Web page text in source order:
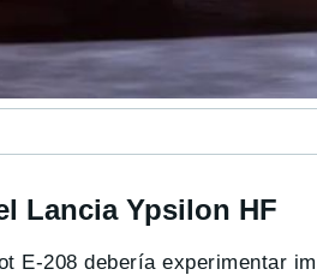
Lancia Ypsilon HF
E-208 debería experimentar